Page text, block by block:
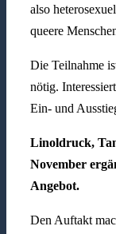
also
queere
Die Teilnahme
nötig.
Ein- und
Linoldruck,
November
Angebot.
Den Auftakt